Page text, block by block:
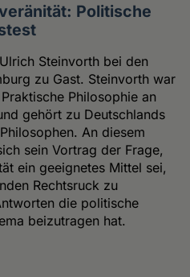
Politische
Steinvorth bei den
zu Gast. Steinvorth war
Philosophie an
gehört zu Deutschlands
An diesem
sein Vortrag der Frage,
ein geeignetes Mittel sei,
Rechtsruck zu
die politische
beizutragen hat.